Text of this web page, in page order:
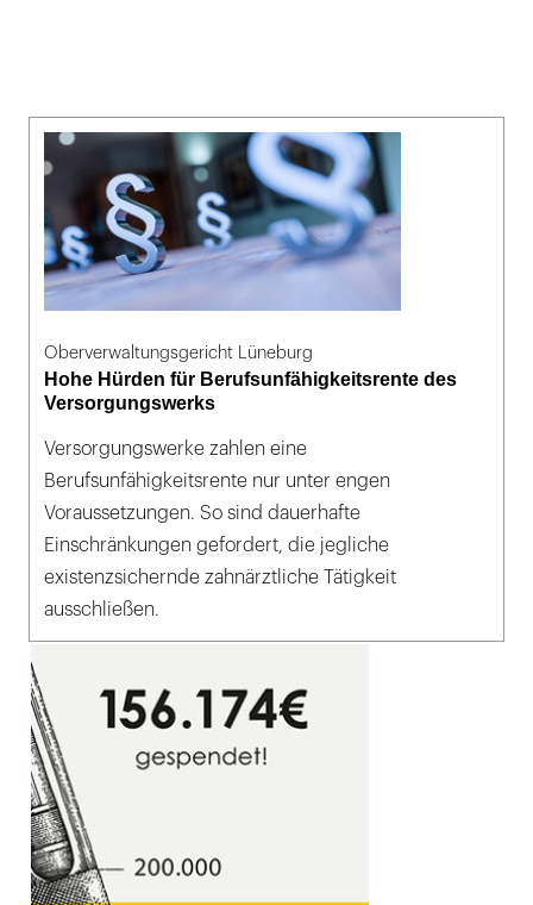
Oberverwaltungsgericht Lüneburg
Hohe Hürden für Berufsunfähigkeitsrente des
Versorgungswerks
Versorgungswerke zahlen eine
Berufsunfähigkeitsrente nur unter engen
Voraussetzungen. So sind dauerhafte
Einschränkungen gefordert, die jegliche
existenzsichernde zahnärztliche Tätigkeit
ausschließen.